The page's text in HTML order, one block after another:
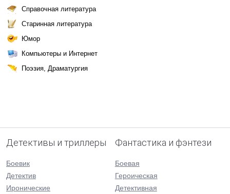
Справочная литература
Старинная литература
Юмор
Компьютеры и Интернет
Поэзия, Драматургия
Детективы и триллеры
Боевик
Детектив
Иронические
Фантастика и фэнтези
Боевая
Героическая
Детективная